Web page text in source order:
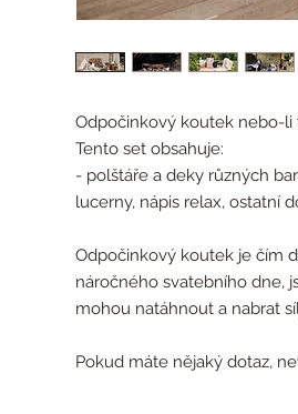
Odpočinkový koutek nebo-li
Tento set obsahuje:
- polštáře a deky různých
lucerny, nápis relax, ostatní
Odpočinkový koutek je čím
náročného svatebního dne,
mohou natáhnout a nabrat
Pokud máte nějaký dotaz,